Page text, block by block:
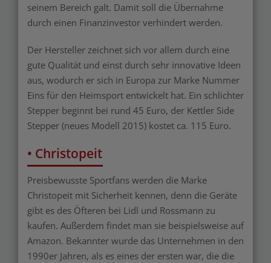
seinem Bereich galt. Damit soll die Übernahme
durch einen Finanzinvestor verhindert werden.
Der Hersteller zeichnet sich vor allem durch eine
gute Qualität und einst durch sehr innovative Ideen
aus, wodurch er sich in Europa zur Marke Nummer
Eins für den Heimsport entwickelt hat. Ein schlichter
Stepper beginnt bei rund 45 Euro, der Kettler Side
Stepper (neues Modell 2015) kostet ca. 115 Euro.
• Christopeit
Preisbewusste Sportfans werden die Marke
Christopeit mit Sicherheit kennen, denn die Geräte
gibt es des Öfteren bei Lidl und Rossmann zu
kaufen. Außerdem findet man sie beispielsweise auf
Amazon. Bekannter wurde das Unternehmen in den
1990er Jahren, als es eines der ersten war, die die